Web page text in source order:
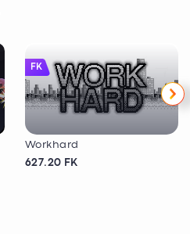
FK
Workhard
627.20 FK